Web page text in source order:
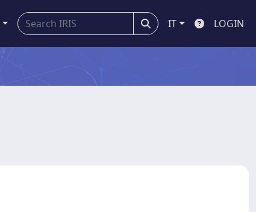
IT LOGIN